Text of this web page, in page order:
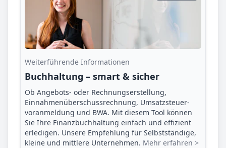
Weiterführende Informationen
Buchhaltung – smart & sicher
Ob Angebots- oder Rechnungserstellung,
Einnahmenüberschuss­rechnung, Umsatzsteuer­
voranmeldung und BWA. Mit diesem Tool können
Sie Ihre Finanz­buchhaltung einfach und effizient
erledigen. Unsere Empfehlung für Selbstständige,
kleine und mittlere Unternehmen. Mehr erfahren >